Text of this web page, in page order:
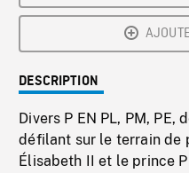
DESCRIPTION
Divers P EN PL, PM,
défilant sur le terrain de
Élisabeth II et le prince